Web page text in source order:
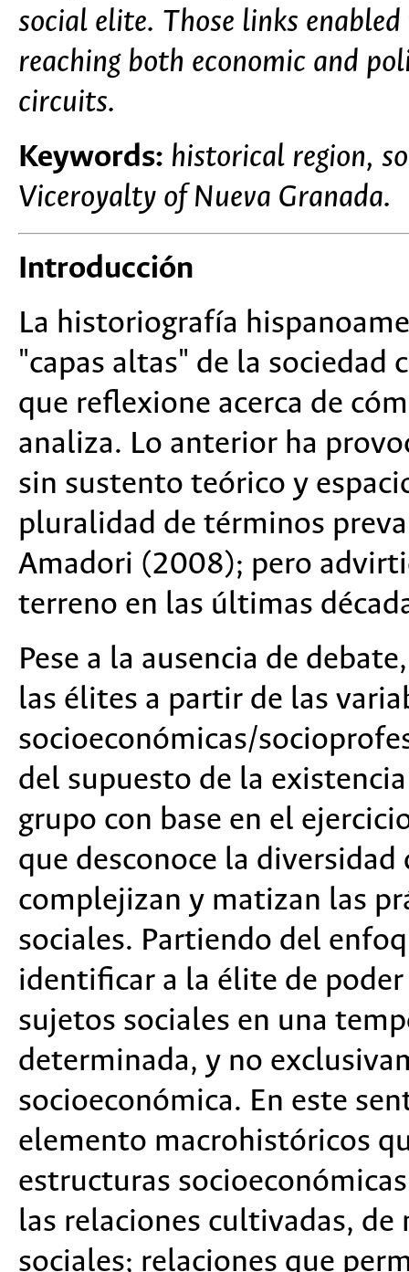
social elite. Those links
reaching both economic and
circuits.
Keywords: historical region,
Viceroyalty of Nueva Granada.
Introducción
La historiografía
"capas altas" de la
que reflexione acerca de
analiza. Lo anterior ha
sin sustento teórico y
pluralidad de términos
Amadori (2008); pero
terreno en las últimas
Pese a la ausencia de
las élites a partir de las
socioeconómicas/
del supuesto de la
grupo con base en el
que desconoce la
complejizan y matizan las
sociales. Partiendo del
identificar a la élite de
sujetos sociales en una
determinada, y no
socioeconómica. En este
elemento macrohistóricos
estructuras
las relaciones cultivadas,
sociales; relaciones que